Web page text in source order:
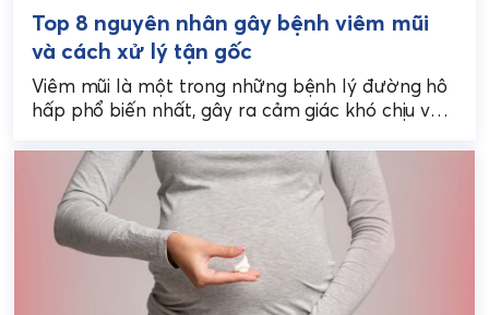
Top 8 nguyên nhân gây bệnh viêm mũi
và cách xử lý tận gốc
Viêm mũi là một trong những bệnh lý đường hô
hấp phổ biến nhất, gây ra cảm giác khó chịu và